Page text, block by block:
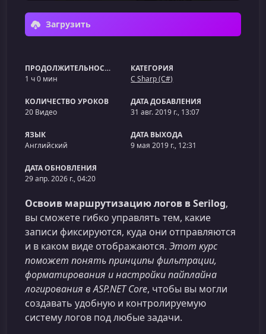
Загрузить
ПРОДОЛЖИТЕЛЬНОСТЬ
1 ч 0 мин
КАТЕГОРИЯ
C Sharp (C#)
КОЛИЧЕСТВО УРОКОВ
20 Видео
ДАТА ДОБАВЛЕНИЯ
31 авг. 2019 г., 13:07
ЯЗЫК
Английский
ДАТА ВЫХОДА
9 мая 2019 г., 12:31
ДАТА ОБНОВЛЕНИЯ
29 апр. 2026 г., 04:20
Освоив маршрутизацию логов в Serilog,
вы сможете гибко управлять тем, какие
записи фиксируются, куда они отправляются
и в каком виде отображаются. Этот курс
поможет понять принципы фильтрации,
форматирования и настройки пайплайна
логирования в ASP.NET Core, чтобы вы могли
создавать удобную и контролируемую
систему логов под любые задачи.